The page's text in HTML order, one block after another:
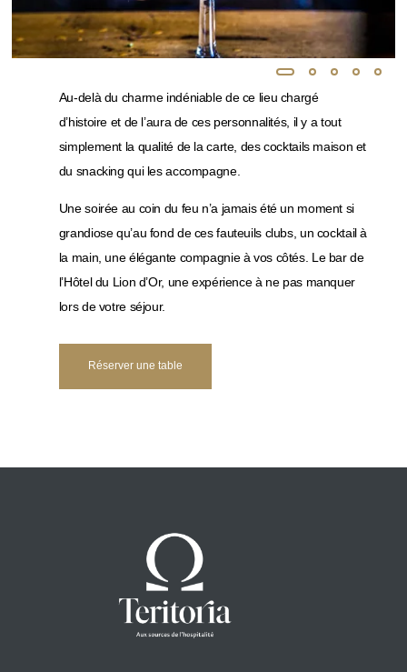
Au-delà du charme indéniable de ce lieu chargé
d’histoire et de l’aura de ces personnalités, il y a tout
simplement la qualité de la carte, des cocktails maison et
du snacking qui les accompagne.
Une soirée au coin du feu n’a jamais été un moment si
grandiose qu’au fond de ces fauteuils clubs, un cocktail à
la main, une élégante compagnie à vos côtés. Le bar de
l’Hôtel du Lion d’Or, une expérience à ne pas manquer
lors de votre séjour.
Réserver une table
1 2 3 4 5